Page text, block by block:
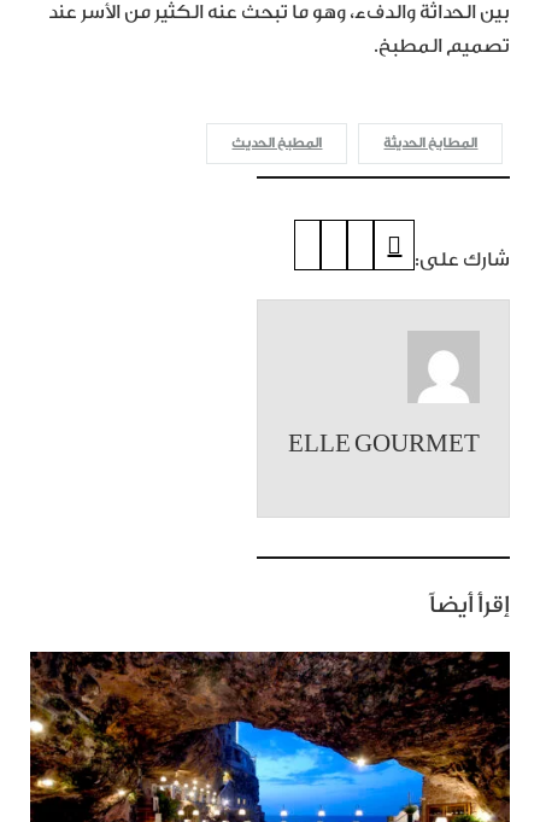
بين الحداثة والدفء، وهو ما تبحث عنه الكثير من الأسر عند
تصميم المطبخ.
المطابخ الحديثة المطبخ الحديث
شارك على:
ELLE GOURMET
إقرأ أيضاً